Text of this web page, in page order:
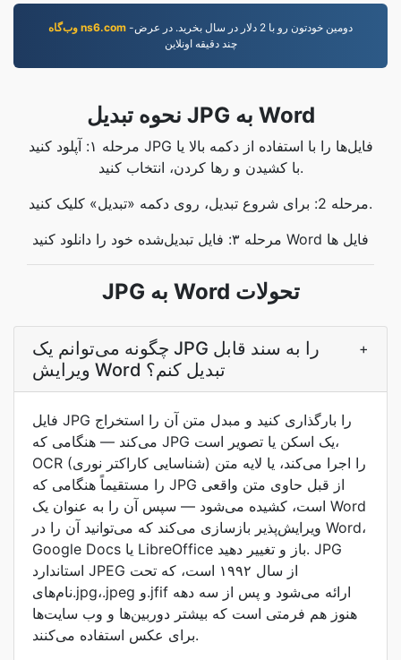
وب‌گاه ns6.com -دومين خودتون رو با 2 دلار در سال بخريد. در عرض
چند دقيقه اونلاين
نحوه تبدیل JPG به Word
مرحله ۱: آپلود کنید JPG فایل‌ها را با استفاده از دکمه بالا یا
با کشیدن و رها کردن، انتخاب کنید.
مرحله 2: برای شروع تبدیل، روی دکمه «تبدیل» کلیک کنید.
مرحله ۳: فایل تبدیل‌شده خود را دانلود کنید Word فایل ها
JPG به Word تحولات
چگونه می‌توانم یک JPG را به سند قابل
ویرایش Word تبدیل کنم؟
+
فایل JPG را بارگذاری کنید و مبدل متن آن را استخراج
می‌کند — هنگامی که JPG یک اسکن یا تصویر است،
OCR (شناسایی کاراکتر نوری) را اجرا می‌کند، یا لایه متن
را مستقیماً هنگامی که JPG از قبل حاوی متن واقعی
است، کشیده می‌شود — سپس آن را به عنوان یک Word
ویرایش‌پذیر بازسازی می‌کند که می‌توانید آن را در Word،
Google Docs یا LibreOffice باز و تغییر دهید. JPG
استاندارد JPEG از سال ۱۹۹۲ است، که تحت
نام‌های.jpg،.jpeg و.jfif ارائه می‌شود و پس از سه دهه
هنوز هم فرمتی است که بیشتر دوربین‌ها و وب سایت‌ها
برای عکس استفاده می‌کنند.